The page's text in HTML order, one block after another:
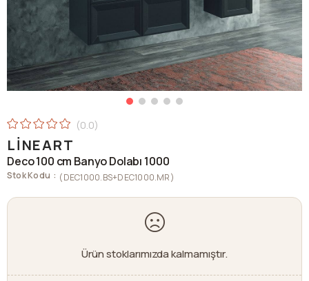
0.0
LINEART
Deco 100 cm Banyo Dolabı 1000
Stok Kodu (DEC1000.BS+DEC1000.MR)
Ürün stoklarımızda kalmamıştır.